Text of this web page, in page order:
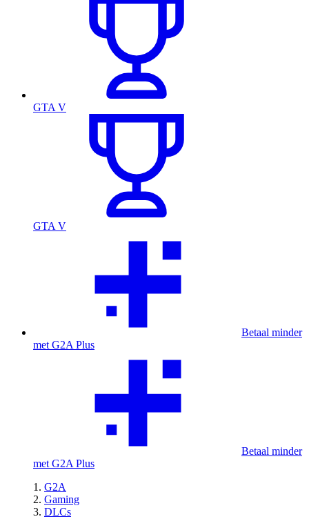
GTA V
GTA V
Betaal minder
met G2A Plus
Betaal minder
met G2A Plus
G2A
Gaming
DLCs